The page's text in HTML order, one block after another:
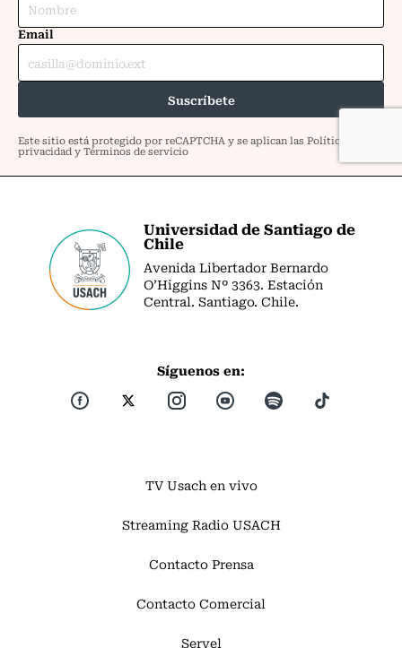
Universidad de Santiago de
Chile
Avenida Libertador Bernardo
O’Higgins Nº 3363. Estación
Central. Santiago. Chile.
Síguenos en:
TV Usach en vivo
Streaming Radio USACH
Contacto Prensa
Contacto Comercial
Servel